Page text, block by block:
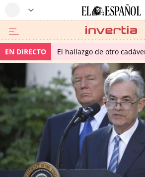
EN DIRECTO El hallazgo de otro